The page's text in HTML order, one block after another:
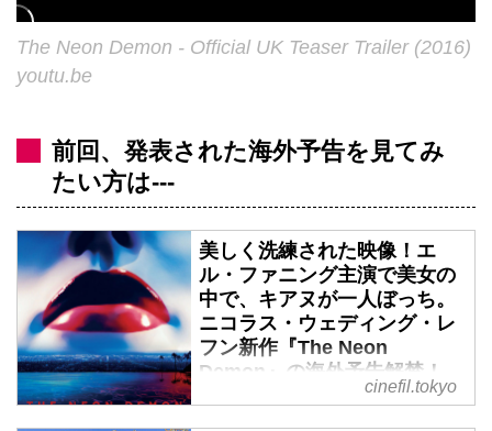
The Neon Demon - Official UK Teaser Trailer (2016)
youtu.be
前回、発表された海外予告を見てみ
たい方は---
美しく洗練された映像！エ
ル・ファニング主演で美女の
中で、キアヌが一人ぼっち。
ニコラス・ウェディング・レ
フン新作『The Neon
Demon』の海外予告解禁！ -
シネフィル - 映画好きによる
cinefil.tokyo